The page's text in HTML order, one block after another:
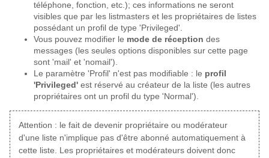
téléphone, fonction, etc.); ces informations ne seront
visibles que par les listmasters et les propriétaires de listes
possédant un profil de type 'Privileged'.
Vous pouvez modifier le mode de réception des
messages (les seules options disponibles sur cette page
sont 'mail' et 'nomail').
Le paramètre 'Profil' n'est pas modifiable : le profil
'Privileged' est réservé au créateur de la liste (les autres
propriétaires ont un profil du type 'Normal').
Attention : le fait de devenir propriétaire ou modérateur
d'une liste n'implique pas d'être abonné automatiquement à
cette liste. Les propriétaires et modérateurs doivent donc